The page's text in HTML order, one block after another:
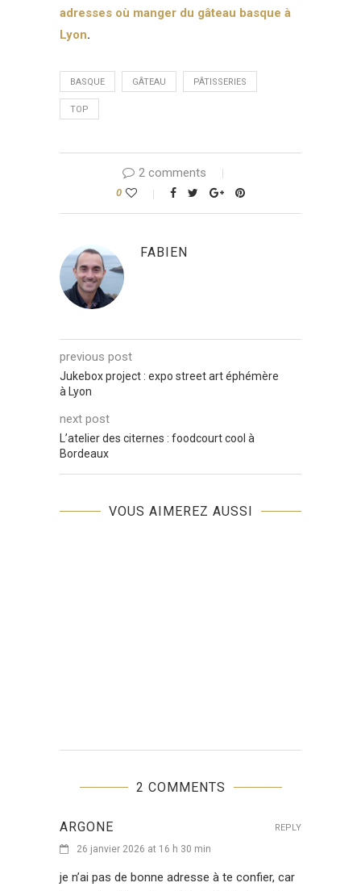
adresses où manger du gâteau basque à
Lyon.
BASQUE GÂTEAU PÂTISSERIES
TOP
2 comments
0
FABIEN
previous post
Jukebox project : expo street art éphémère
à Lyon
next post
L’atelier des citernes : foodcourt cool à
Bordeaux
VOUS AIMEREZ AUSSI
2 COMMENTS
ARGONE
26 janvier 2026 at 16 h 30 min
je n’ai pas de bonne adresse à te confier, car
REPLY